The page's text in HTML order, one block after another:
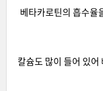
베타카로틴의 흡수율
칼슘도 많이 들어 있어